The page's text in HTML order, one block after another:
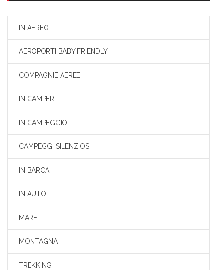
IN AEREO
AEROPORTI BABY FRIENDLY
COMPAGNIE AEREE
IN CAMPER
IN CAMPEGGIO
CAMPEGGI SILENZIOSI
IN BARCA
IN AUTO
MARE
MONTAGNA
TREKKING